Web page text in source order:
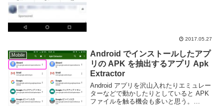
2017.05.27
Mobile
Android でインストールしたアプ
リの APK を抽出するアプリ Apk
Extractor
Android アプリを沢山入れたりエミュレー
ターなどで動かしたりとしていると APK
ファイルを触る機会も多いと思う。